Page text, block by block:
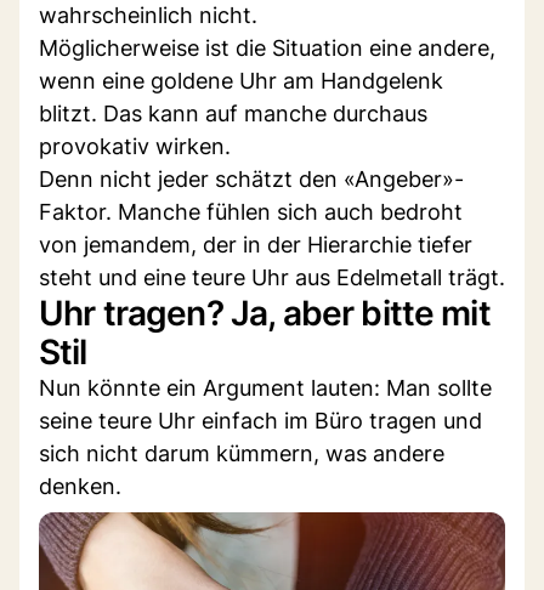
wahrscheinlich nicht.
Möglicherweise ist die Situation eine andere,
wenn eine goldene Uhr am Handgelenk
blitzt. Das kann auf manche durchaus
provokativ wirken.
Denn nicht jeder schätzt den «Angeber»-
Faktor. Manche fühlen sich auch bedroht
von jemandem, der in der Hierarchie tiefer
steht und eine teure Uhr aus Edelmetall trägt.
Uhr tragen? Ja, aber bitte mit
Stil
Nun könnte ein Argument lauten: Man sollte
seine teure Uhr einfach im Büro tragen und
sich nicht darum kümmern, was andere
denken.